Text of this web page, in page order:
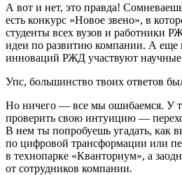
А вот и нет, это правда!
есть конкурс «Новое звено», в
студенты всех вузов и работники
идеи по развитию компании. А еще
инноваций РЖД участвуют
Упс, большинство твоих ответов
Но ничего — все мы ошибаемся. У
проверить свою интуицию —
В нем ты попробуешь угадать, как
по цифровой трансформации или
в технопарке «Кванториум», а
от сотрудников компании.